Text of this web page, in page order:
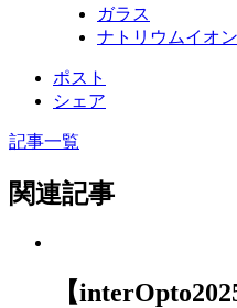
ガラス
ナトリウムイオ
ポスト
シェア
記事一覧
関連記事
【